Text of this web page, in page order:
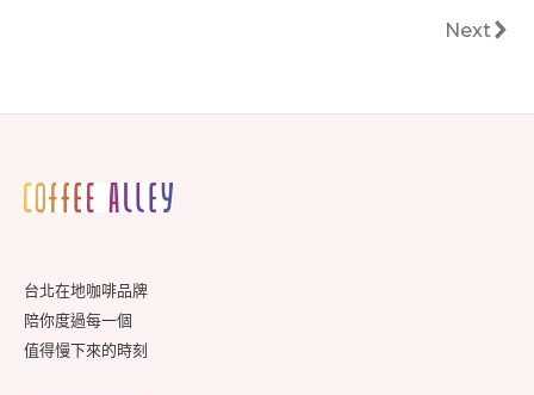
分
Next
Next
台北在地咖啡品牌
陪你度過每一個
值得慢下來的時刻